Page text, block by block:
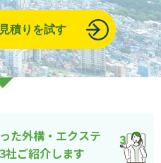
積りを試す
た外構・エクステ
社ご紹介します